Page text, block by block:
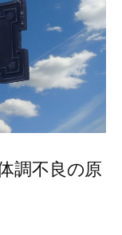
調不良の原